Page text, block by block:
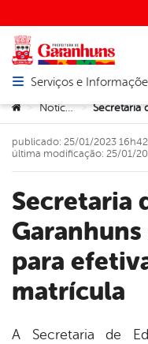
Abrir menu principal de
Serviços e
Você está aqui:
> Notícias >
Secretaria de Educação de
para
matrícula
publicado: 25/01/2023
última modificação: 25/01/
A Secretaria de